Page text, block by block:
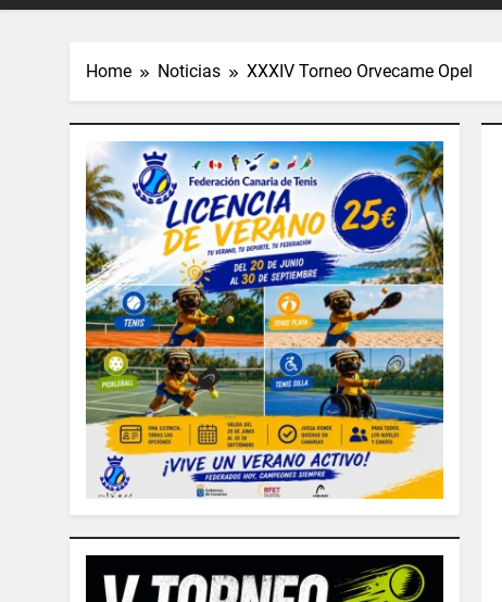
Home Noticias XXXIV Torneo Orvecame Opel